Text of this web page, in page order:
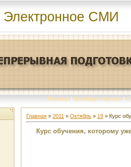
Электронное СМИ
Главная | Команда портала | О
Главная » 2011 » Октябрь » 19 » Курс
Курс обучения, которому